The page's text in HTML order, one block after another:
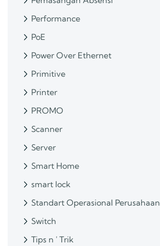
Performance
PoE
Power Over Ethernet
Primitive
Printer
PROMO
Scanner
Server
Smart Home
smart lock
Standart Operasional Perusahaan
Switch
Tips n ' Trik